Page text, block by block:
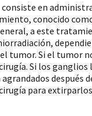
consiste en
conocido
a este
tumor. Si el tumor
Si los
después
para